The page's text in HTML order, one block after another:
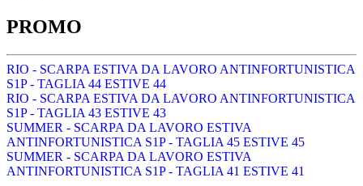
PROMO
RIO - SCARPA ESTIVA DA LAVORO ANTINFORTUNISTICA
S1P - TAGLIA 44 ESTIVE 44
RIO - SCARPA ESTIVA DA LAVORO ANTINFORTUNISTICA
S1P - TAGLIA 43 ESTIVE 43
SUMMER - SCARPA DA LAVORO ESTIVA
ANTINFORTUNISTICA S1P - TAGLIA 45 ESTIVE 45
SUMMER - SCARPA DA LAVORO ESTIVA
ANTINFORTUNISTICA S1P - TAGLIA 41 ESTIVE 41